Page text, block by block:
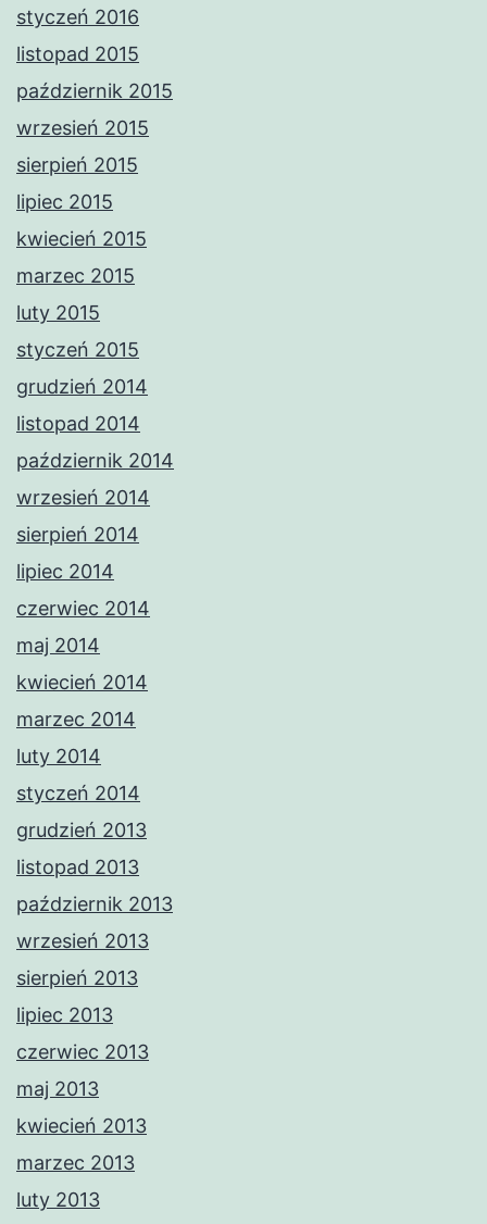
styczeń 2016
listopad 2015
październik 2015
wrzesień 2015
sierpień 2015
lipiec 2015
kwiecień 2015
marzec 2015
luty 2015
styczeń 2015
grudzień 2014
listopad 2014
październik 2014
wrzesień 2014
sierpień 2014
lipiec 2014
czerwiec 2014
maj 2014
kwiecień 2014
marzec 2014
luty 2014
styczeń 2014
grudzień 2013
listopad 2013
październik 2013
wrzesień 2013
sierpień 2013
lipiec 2013
czerwiec 2013
maj 2013
kwiecień 2013
marzec 2013
luty 2013